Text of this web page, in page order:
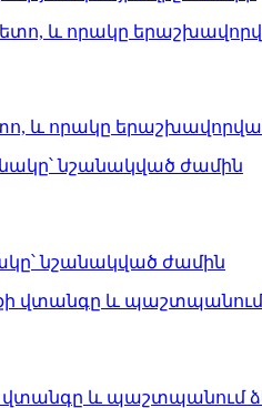
և որակը
նշանակված ժամին
և պաշտպանում